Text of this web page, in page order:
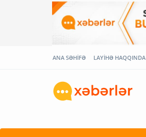
ANA SƏHİFƏ LAYİHƏ HAQQINDA